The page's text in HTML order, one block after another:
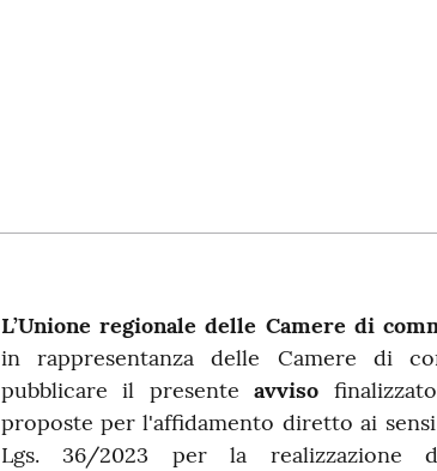
L’Unione regionale delle Camere di
in rappresentanza delle Camere di
pubblicare il presenteavviso
proposte per l'affidamento diretto ai
Lgs. 36/2023 per la